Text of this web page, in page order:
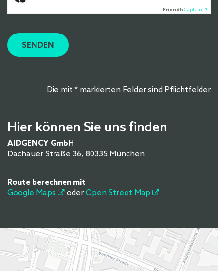
FriendlyCaptcha ⇗
SENDEN
Die mit * markierten Felder sind Pflichtfelder
Hier können Sie uns finden
AIDGENCY GmbH
Dachauer Straße 36, 80335 München
Route berechnen mit
Google Maps
oder Open Street Map